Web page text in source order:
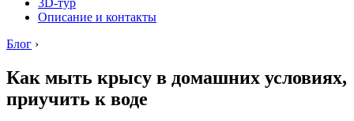
3D-тур
Описание и контакты
Блог ›
Как мыть крысу в домашних условиях,
приучить к воде